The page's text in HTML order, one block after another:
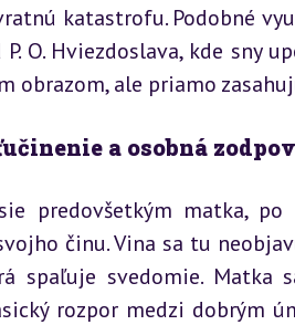
katastrofu. Podobné
P. O. Hviezdoslava, kde sny
obrazom, ale priamo
a osobná
predovšetkým matka,
činu. Vina sa tu
spaľuje svedomie. Matka
rozpor medzi dobrým